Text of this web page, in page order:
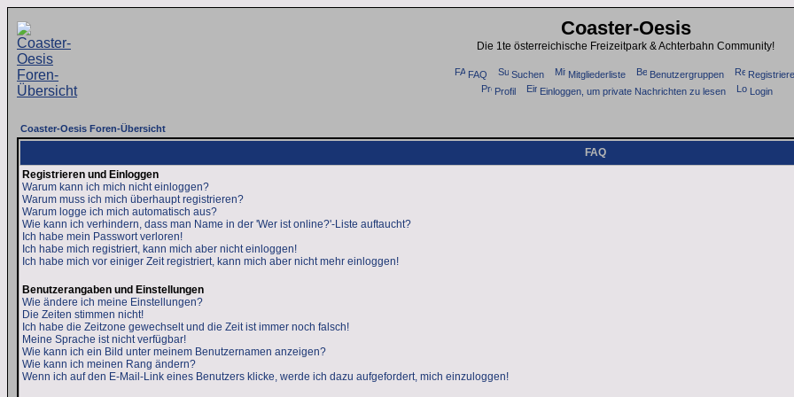
Coaster-Oesis
Die 1te österreichische Freizeitpark & Achterbahn Community!
FAQ Suchen Mitgliederliste Benutzergruppen
Profil
Einloggen, um private Nachrichten zu lesen Login
Coaster-Oesis Foren-Übersicht
FAQ
Registrieren und Einloggen
Warum kann ich mich nicht einloggen?
Warum muss ich mich überhaupt registrieren?
Warum logge ich mich automatisch aus?
Wie kann ich verhindern, dass man Name in der 'Wer ist online?'-Liste auftaucht?
Ich habe mein Passwort verloren!
Ich habe mich registriert, kann mich aber nicht einloggen!
Ich habe mich vor einiger Zeit registriert, kann mich aber nicht mehr einloggen!
Benutzerangaben und Einstellungen
Wie ändere ich meine Einstellungen?
Die Zeiten stimmen nicht!
Ich habe die Zeitzone gewechselt und die Zeit ist immer noch falsch!
Meine Sprache ist nicht verfügbar!
Wie kann ich ein Bild unter meinem Benutzernamen anzeigen?
Wie kann ich meinen Rang ändern?
Wenn ich auf den E-Mail-Link eines Benutzers klicke, werde ich dazu aufgefordert, mich einzuloggen!